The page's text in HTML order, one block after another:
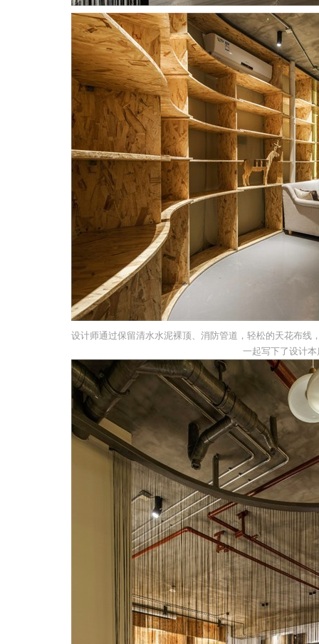
设计师通过保留清水水泥裸顶、消防管道，轻松的天花布线
一起写下了设计